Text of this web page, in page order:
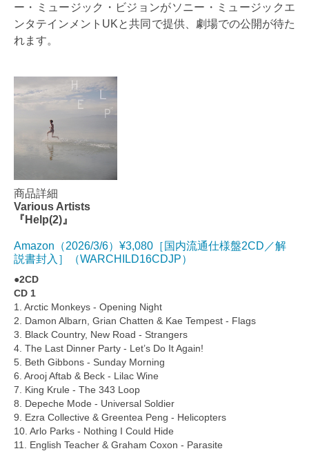
ー・ミュージック・ビジョンがソニー・ミュージックエ
ンタテインメントUKと共同で提供、劇場での公開が待た
れます。
商品詳細
Various Artists
『Help(2)』
Amazon（2026/3/6）¥3,080［国内流通仕様盤2CD／解
説書封入］（WARCHILD16CDJP）
●2CD
CD 1
1. Arctic Monkeys - Opening Night
2. Damon Albarn, Grian Chatten & Kae Tempest - Flags
3. Black Country, New Road - Strangers
4. The Last Dinner Party - Let’s Do It Again!
5. Beth Gibbons - Sunday Morning
6. Arooj Aftab & Beck - Lilac Wine
7. King Krule - The 343 Loop
8. Depeche Mode - Universal Soldier
9. Ezra Collective & Greentea Peng - Helicopters
10. Arlo Parks - Nothing I Could Hide
11. English Teacher & Graham Coxon - Parasite